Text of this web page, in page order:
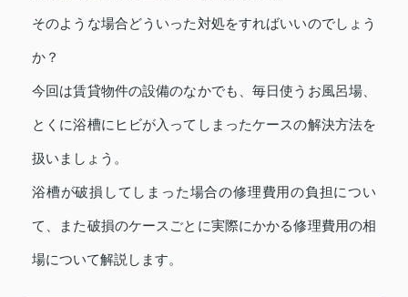
そのような場合どういった対処をすればいいのでしょう
か？
今回は賃貸物件の設備のなかでも、毎日使うお風呂場、
とくに浴槽にヒビが入ってしまったケースの解決方法を
扱いましょう。
浴槽が破損してしまった場合の修理費用の負担につい
て、また破損のケースごとに実際にかかる修理費用の相
場について解説します。